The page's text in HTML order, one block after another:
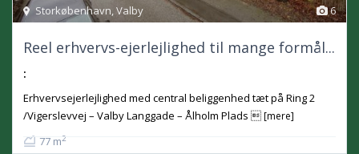
6
Storkøbenhavn,Valby
Reel erhvervs-ejerlejlighed til mange formål...
:
Erhvervsejerlejlighed med central beliggenhed tæt på Ring 2
/Vigerslevvej – Valby Langgade – Ålholm Plads [mere]
77 m2